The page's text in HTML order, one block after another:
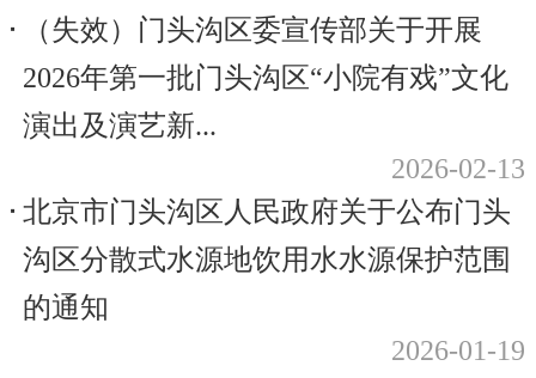
（失效）门头沟区委宣传部关于开展
2026年第一批门头沟区“小院有戏”文化
演出及演艺新...
2026-02-13
北京市门头沟区人民政府关于公布门头
沟区分散式水源地饮用水水源保护范围
的通知
2026-01-19